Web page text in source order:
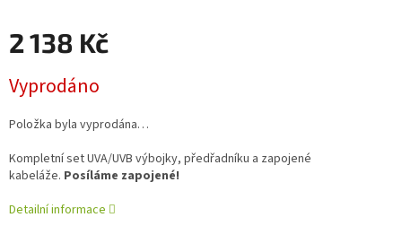
2 138 Kč
cena:
Vyprodáno
Položka byla vyprodána…
Kompletní set UVA/UVB výbojky, předřadníku a zapojené
kabeláže. Posíláme zapojené!
Detailní informace